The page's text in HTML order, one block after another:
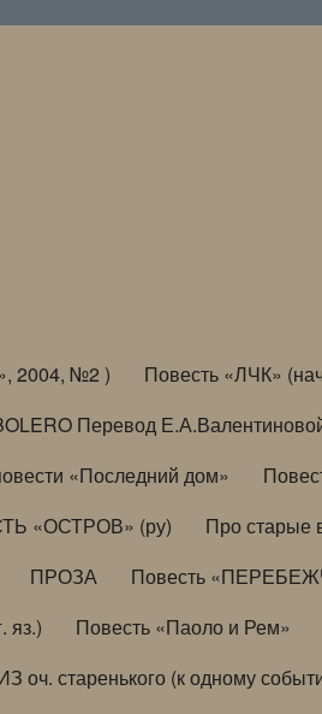
2004, №2 ) Повесть «ЛЧК»
Перевод
«Последний дом»
«ОСТРОВ» (ру)
Про старые
ПРОЗА
Повесть
яз.) Повесть «Паоло и Рем»
оч. старенького (к одному